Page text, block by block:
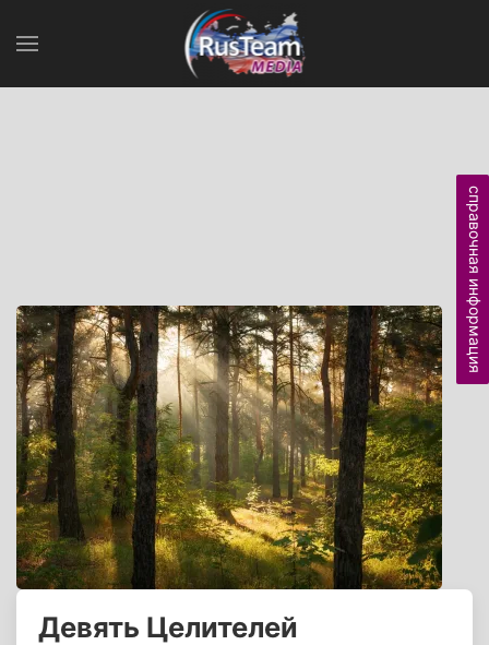
Девять Целителей
справочная информация